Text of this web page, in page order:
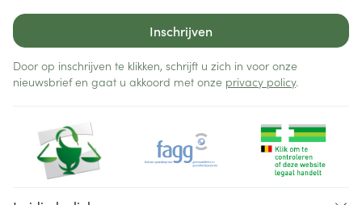
Inschrijven
Door op inschrijven te klikken, schrijft u zich in voor onze
nieuwsbrief en gaat u akkoord met onze privacy policy.